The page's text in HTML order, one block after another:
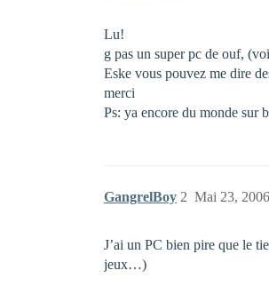
Lu!
g pas un super pc de ouf,
Eske vous pouvez me dire
merci
Ps: ya encore du monde sur
GangrelBoy Mai 23,
2
J’ai un PC bien pire que le
jeux…)